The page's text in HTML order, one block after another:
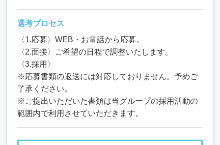
選考プロセス
〈1.応募〉WEB・お電話から応募。
〈2.面接〉ご希望の日程で調整いたします。
〈3.採用〉
※応募書類の返送には対応しておりません。予めご
了承ください。
※ご提出いただいた書類は当グループの採用活動の
範囲内で利用させていただきます。